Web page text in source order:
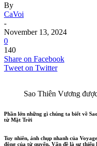
By
CaVoi
-
November 13, 2024
0
140
Share on Facebook
Tweet on Twitter
Sao Thiên Vương
Phần lớn những gì chúng ta biết về
từ Mặt Trời
Tuy nhiên, ảnh chụp nhanh của
động của từ quyển. Vấn đề là sự